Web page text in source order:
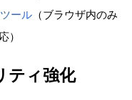
ール （ブラウザ内のみ
）
ティ強化